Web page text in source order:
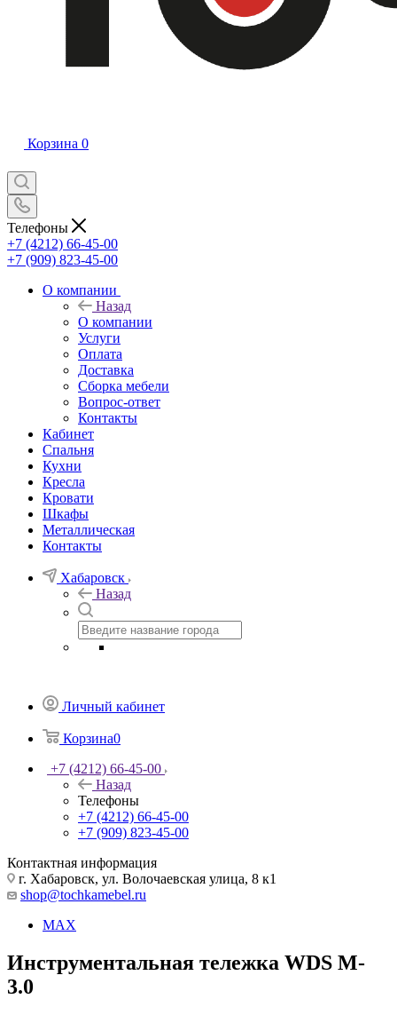
Корзина 0
Телефоны
+7 (4212) 66-45-00
+7 (909) 823-45-00
О компании
Назад
О компании
Услуги
Оплата
Доставка
Сборка мебели
Вопрос-ответ
Контакты
Кабинет
Спальня
Кухни
Кресла
Кровати
Шкафы
Металлическая
Контакты
Хабаровск
Назад
Личный кабинет
Корзина0
+7 (4212) 66-45-00
Назад
Телефоны
+7 (4212) 66-45-00
+7 (909) 823-45-00
Контактная информация
г. Хабаровск, ул. Волочаевская улица, 8 к1
shop@tochkamebel.ru
MAX
Инструментальная тележка WDS M-
3.0